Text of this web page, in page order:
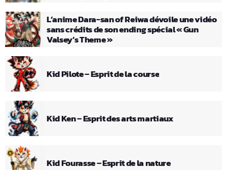
L’anime Dara-san of Reiwa dévoile une vidéo
sans crédits de son ending spécial « Gun
Valsey’s Theme »
Kid Pilote – Esprit de la course
Kid Ken – Esprit des arts martiaux
Kid Fourasse – Esprit de la nature